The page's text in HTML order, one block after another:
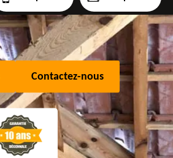
Contactez-nous